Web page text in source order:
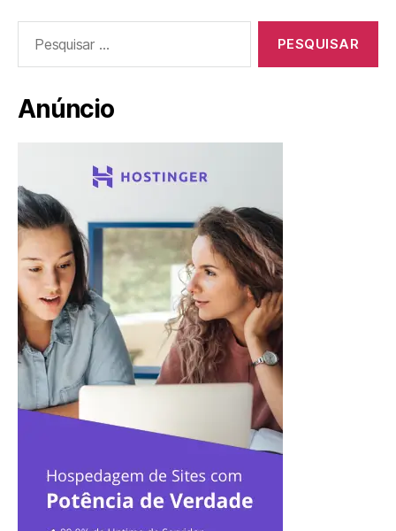
por:
Anúncio